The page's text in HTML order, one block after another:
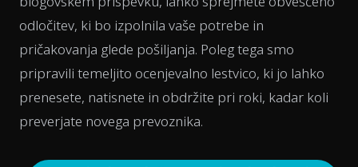
odločitev, ki bo izpolnila vaše potrebe in
pričakovanja glede pošiljanja. Poleg tega smo
pripravili temeljito ocenjevalno lestvico, ki jo lahko
prenesete, natisnete in obdržite pri roki, kadar koli
preverjate novega prevoznika.